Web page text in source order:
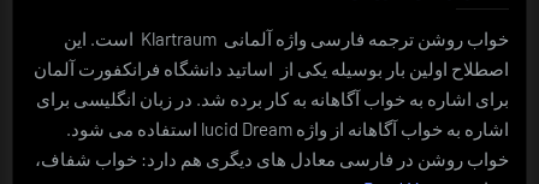
خواب روشن ترجمه فارسی واژه آلمانی Klartraum است. این
اصطلاح اولین بار بوسیله یکی از اساتید دانشگاه فرانکفورت آلمان
برای اشاره به خواب آگاهانه به کار برده شد. در زبان انگلیسی برای
اشاره به خواب آگاهانه از واژه lucid Dream استفاده می شود.
خواب روشن در فارسی معادل های دیگری هم دارد: خواب شفاف،